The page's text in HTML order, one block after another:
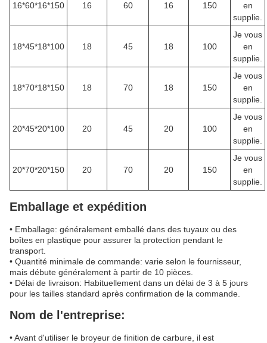
16*60*16*150 16 60 16 150
en
supplie.
18*45*18*100 18 45 18 100
Je vous
en
supplie.
18*70*18*150 18 70 18 150
Je vous
en
supplie.
20*45*20*100 20 45 20 100
Je vous
en
supplie.
20*70*20*150 20 70 20 150
Je vous
en
supplie.
Emballage et expédition
• Emballage: généralement emballé dans des tuyaux ou des
boîtes en plastique pour assurer la protection pendant le
transport.
• Quantité minimale de commande: varie selon le fournisseur,
mais débute généralement à partir de 10 pièces.
• Délai de livraison: Habituellement dans un délai de 3 à 5 jours
pour les tailles standard après confirmation de la commande.
Nom de l'entreprise:
• Avant d'utiliser le broyeur de finition de carbure, il est